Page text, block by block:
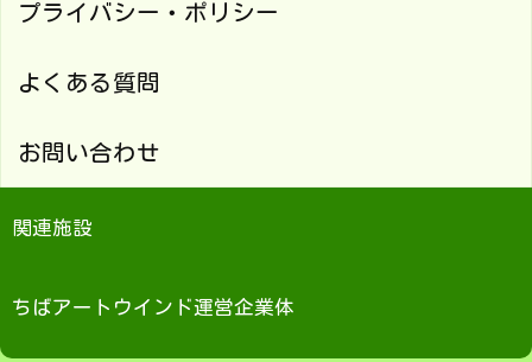
プライバシー・ポリシー
よくある質問
お問い合わせ
関連施設
ちばアートウインド運営企業体